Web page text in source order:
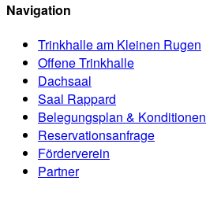
Navigation
Trinkhalle am Kleinen Rugen
Offene Trinkhalle
Dachsaal
Saal Rappard
Belegungsplan & Konditionen
Reservationsanfrage
Förderverein
Partner